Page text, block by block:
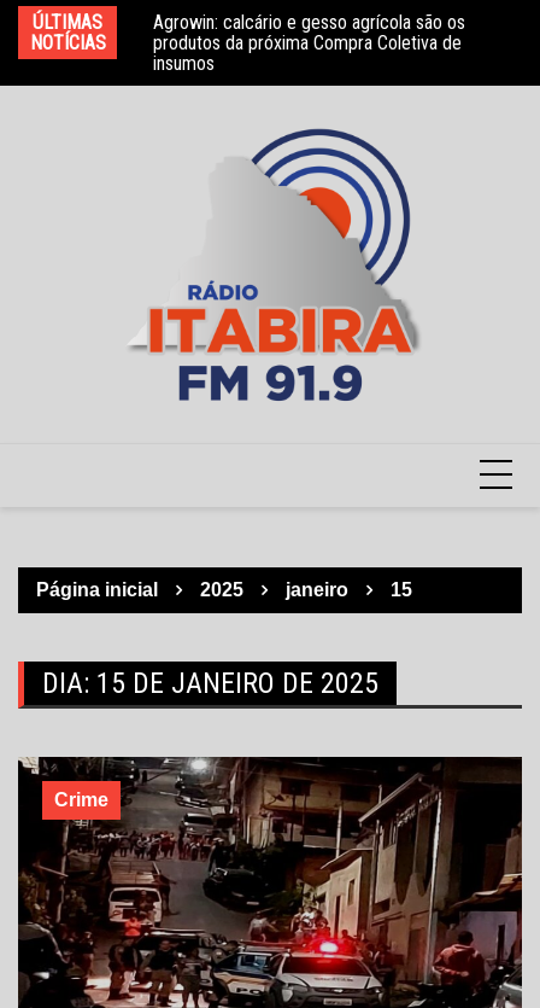
para
conteúdo
ÚLTIMAS
NOTÍCIAS
Agrowin: calcário e gesso agrícola são os
produtos da próxima Compra Coletiva de
insumos
Novo convênio com a Associação Nosso Lar
garante atendimento a crianças com TEA
Página inicial 2025 janeiro 15
DIA: 15 DE JANEIRO DE 2025
Crime